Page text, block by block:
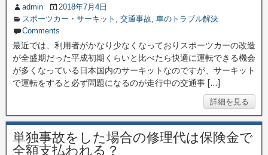
admin
2018年7月4日
スポーツカー・サーキット , 交通事故, 車のトラブル解決
Comments
最近では、利用者がかなり少なくなっておりスポーツカーの改造
が全盛期だった平成初期くらいと比べたら快適に運転できる機会
が多くなっている日本国内のサーキットなのですが、サーキット
で運転をすると必ず問題になるのが走行中の交通事 […]
詳細を見る
単独事故をした場合の修理代は保険金で
全額支払われる？